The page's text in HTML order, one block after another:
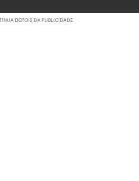
DEPOIS DA PUBLICIDADE